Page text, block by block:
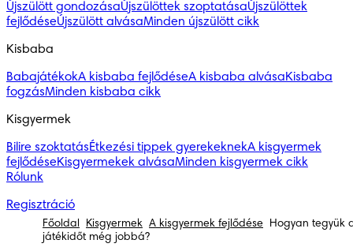
Újszülött gondozásaÚjszülöttek szoptatásaÚjszülöttek
fejlődéseÚjszülött alvásaMinden újszülött cikk
Kisbaba
BabajátékokA kisbaba fejlődéseA kisbaba alvásaKisbaba
fogzásMinden kisbaba cikk
Kisgyermek
Bilire szoktatásÉtkezési tippek gyerekeknekA kisgyermek
fejlődéseKisgyermekek alvásaMinden kisgyermek cikk
Rólunk
Regisztráció
Főoldal Kisgyermek A kisgyermek fejlődése
Hogyan tegyük
játékidőt még jobbá?